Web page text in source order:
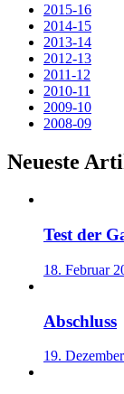
2015-16
2014-15
2013-14
2012-13
2011-12
2010-11
2009-10
2008-09
Neueste
Test der
18. Februar
Abschluss
19.